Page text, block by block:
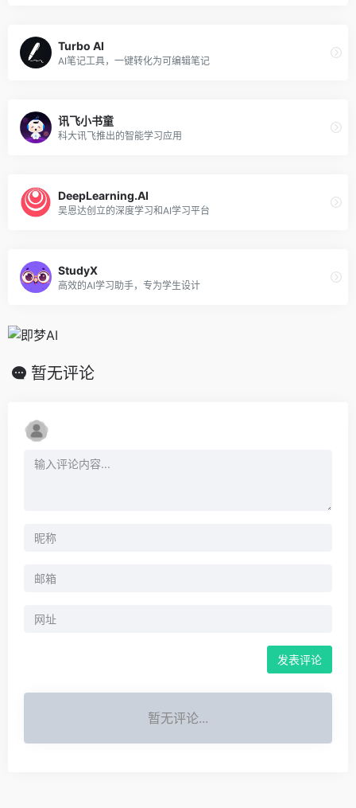
Turbo AI
AI笔记工具，一键转化为可编辑笔记
讯飞小书童
科大讯飞推出的智能学习应用
DeepLearning.AI
吴恩达创立的深度学习和AI学习平台
StudyX
高效的AI学习助手，专为学生设计
暂无评论
暂无评论...